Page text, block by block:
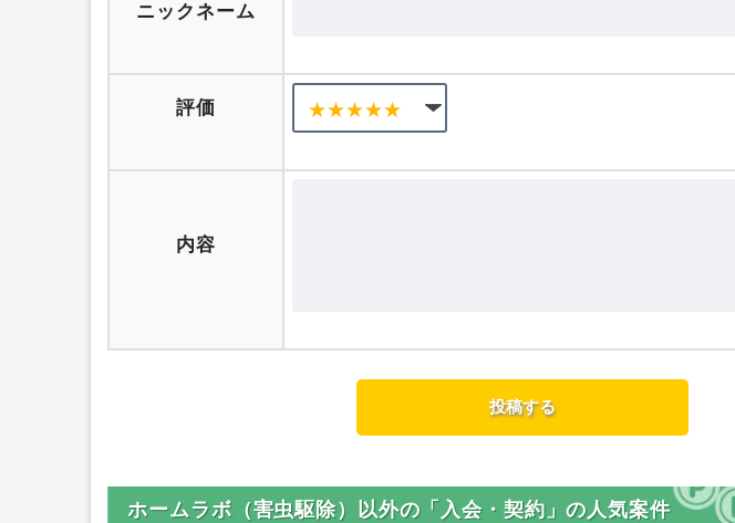
ニックネーム
評価
内容
ホームラボ（害虫駆除）以外の「入会・契約」の人気案件